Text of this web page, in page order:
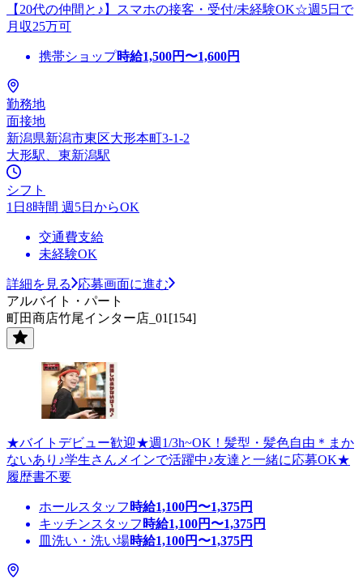
【20代の仲間と♪】スマホの接客・受付/未経験OK☆週5日で
月収25万可
携帯ショップ時給1,500円〜1,600円
勤務地
面接地
新潟県新潟市東区大形本町3-1-2
大形駅、東新潟駅
シフト
1日8時間 週5日からOK
交通費支給
未経験OK
詳細を見る
応募画面に進む
アルバイト・パート
町田商店竹尾インター店_01[154]
★バイトデビュー歓迎★週1/3h~OK！髪型・髪色自由＊まか
ないあり♪学生さんメインで活躍中♪友達と一緒に応募OK★
履歴書不要
ホールスタッフ 時給1,100円〜1,375円
キッチンスタッフ 時給1,100円〜1,375円
皿洗い・洗い場時給1,100円〜1,375円